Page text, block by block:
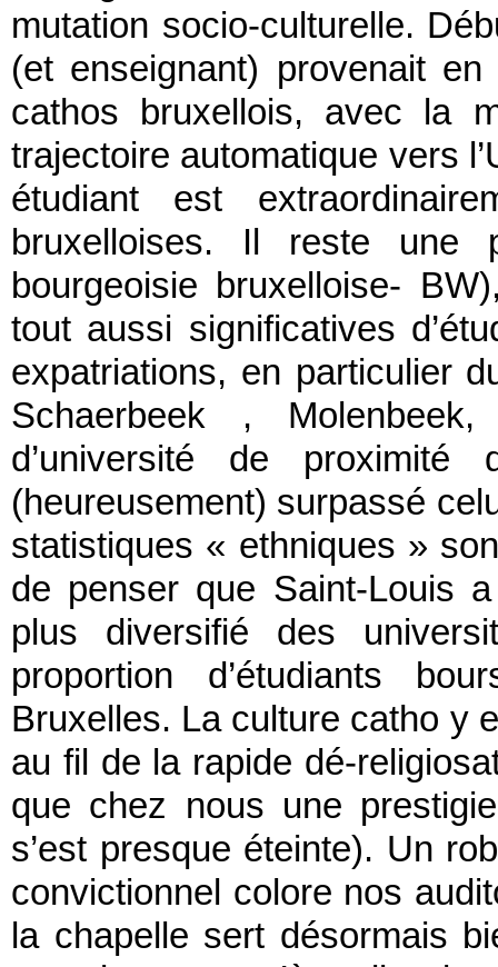
mutation socio-culturelle.
(et enseignant) provenait
cathos bruxellois, avec la
trajectoire automatique vers
étudiant est
bruxelloises. Il reste une
bourgeoisie bruxelloise-
tout aussi significatives
expatriations, en particulier
Schaerbeek ,
d’université de
(heureusement) surpassé
statistiques « ethniques »
de penser que Saint-Louis
plus diversifié des
proportion d’étudiants
Bruxelles. La culture catho y
au fil de la rapide dé-
que chez nous une
s’est presque éteinte). Un
convictionnel colore nos
la chapelle sert désormais